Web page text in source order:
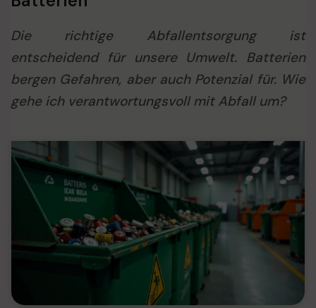
Die richtige Abfallentsorgung ist
entscheidend für unsere Umwelt. Batterien
bergen Gefahren, aber auch Potenzial für. Wie
gehe ich verantwortungsvoll mit Abfall um?